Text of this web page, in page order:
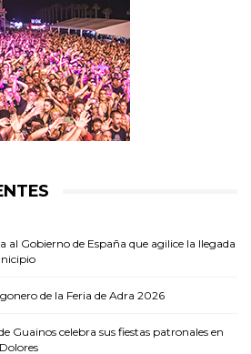
al Gobierno de España que agilice la llegada
de la Feria de Adra 2026
Guainos celebra sus fiestas patronales en